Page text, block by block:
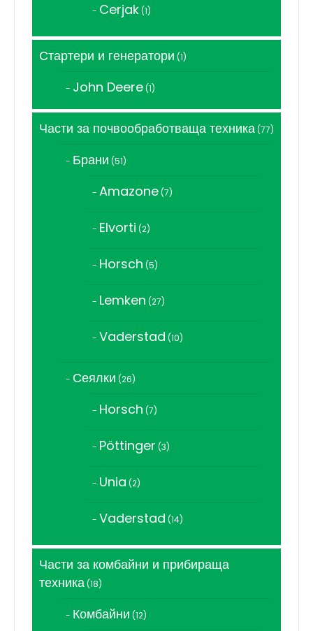
Cerjak 11
Стартери и генератори 11
John Deere 11
Части за почвообработваща техника 7777
Брани 5151
Amazone 77
Elvorti 22
Horsch 55
Lemken 2727
Vaderstad 1010
Сеялки 2626
Horsch 77
Pöttinger 33
Unia 22
Vaderstad 1414
Части за комбайни и прибираща
техника 1818
Комбайни 1212